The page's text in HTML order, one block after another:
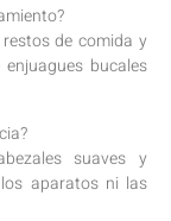
de comida ​y
bucales
suaves y
aparatos⁣ ni ⁢las